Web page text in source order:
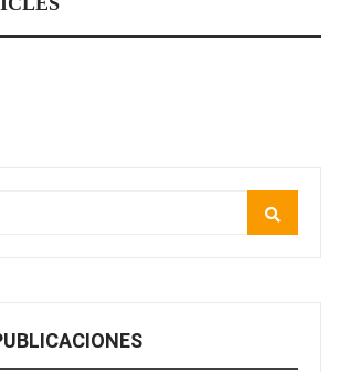
su Raw Bar: una experiencia desde
con cocina abierta